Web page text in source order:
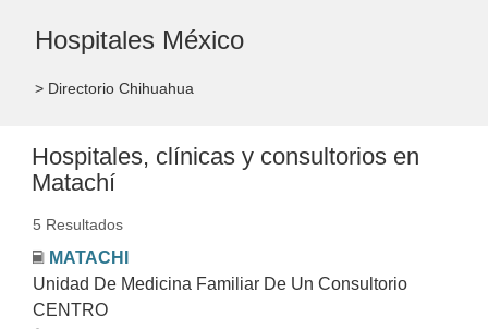
Hospitales México
> Directorio Chihuahua
Hospitales, clínicas y consultorios en
Matachí
5 Resultados
MATACHI
Unidad De Medicina Familiar De Un Consultorio
CENTRO